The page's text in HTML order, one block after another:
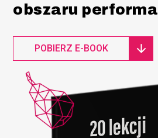
obszaru
POBIERZ E-BOOK